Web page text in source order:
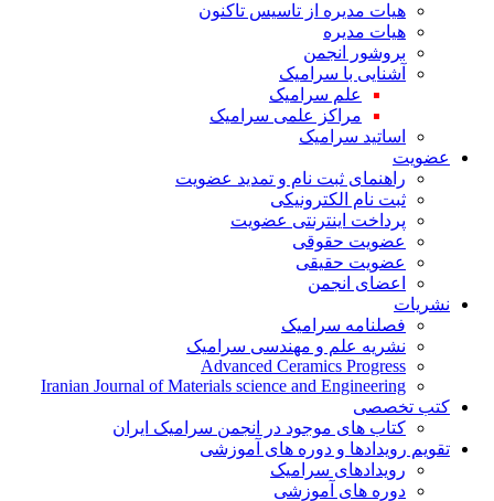
هیات مدیره از تاسیس تاکنون
هیات مدیره
بروشور انجمن
آشنایی با سرامیک
علم سرامیک
مراکز علمی سرامیک
اساتید سرامیک
عضویت
راهنمای ثبت نام و تمدید عضویت
ثبت نام الکترونیکی
پرداخت اینترنتی عضویت
عضویت حقوقی
عضویت حقیقی
اعضای انجمن
نشریات
فصلنامه سرامیک
نشریه علم و مهندسی سرامیک
Advanced Ceramics Progress
Iranian Journal of Materials science and Engineering
کتب تخصصی
کتاب های موجود در انجمن سرامیک ایران
تقویم رویدادها و دوره های آموزشی
رویدادهای سرامیک
دوره های آموزشی